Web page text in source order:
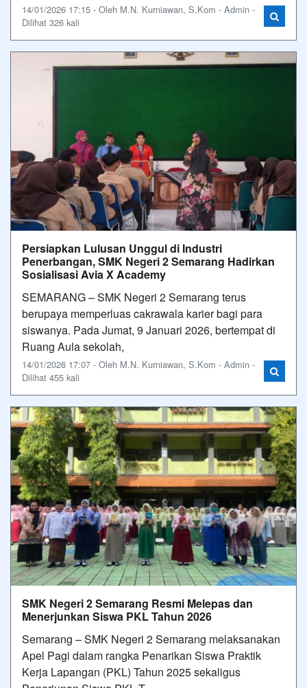
14/01/2026 17:15 - Oleh M.N. Kurniawan, S.Kom - Admin -
Dilihat 326 kali
Persiapkan Lulusan Unggul di Industri
Penerbangan, SMK Negeri 2 Semarang Hadirkan
Sosialisasi Avia X Academy
SEMARANG – SMK Negeri 2 Semarang terus
berupaya memperluas cakrawala karier bagi para
siswanya. Pada Jumat, 9 Januari 2026, bertempat di
Ruang Aula sekolah,
14/01/2026 17:07 - Oleh M.N. Kurniawan, S.Kom - Admin -
Dilihat 455 kali
SMK Negeri 2 Semarang Resmi Melepas dan
Menerjunkan Siswa PKL Tahun 2026
Semarang – SMK Negeri 2 Semarang melaksanakan
Apel Pagi dalam rangka Penarikan Siswa Praktik
Kerja Lapangan (PKL) Tahun 2025 sekaligus